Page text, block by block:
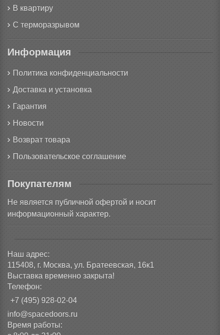
В квартиру
С терморазрывом
Информация
Политика конфиденциальности
Доставка и установка
Гарантия
Новости
Возврат товара
Пользовательское соглашение
Покупателям
Не является публичной офертой и носит
информационный характер.
Наш адрес:
115408, г. Москва, ул. Братеевская, 16к1
Выставка временно закрыта!
Телефон:
+7 (495) 928-02-04
info@spacedoors.ru
Время работы: